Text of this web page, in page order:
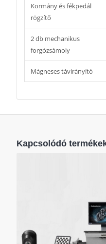
A berendezés kezelése
könnyen elsajátítható
a távolból is
Kormány és fékpedál
rögzítő
2 db mechanikus
forgózsámoly
Mágneses távirányító
Kapcsolódó